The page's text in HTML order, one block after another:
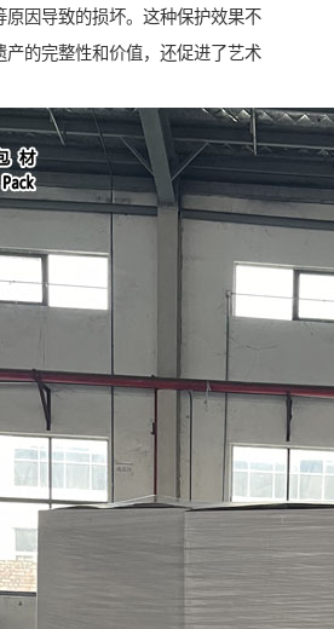
原因导致的损坏。这种保护效果不
产的完整性和价值，还促进了艺术